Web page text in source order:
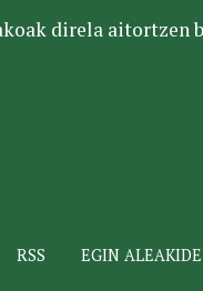
direla aitortzen
RSS EGIN ALEAKIDE